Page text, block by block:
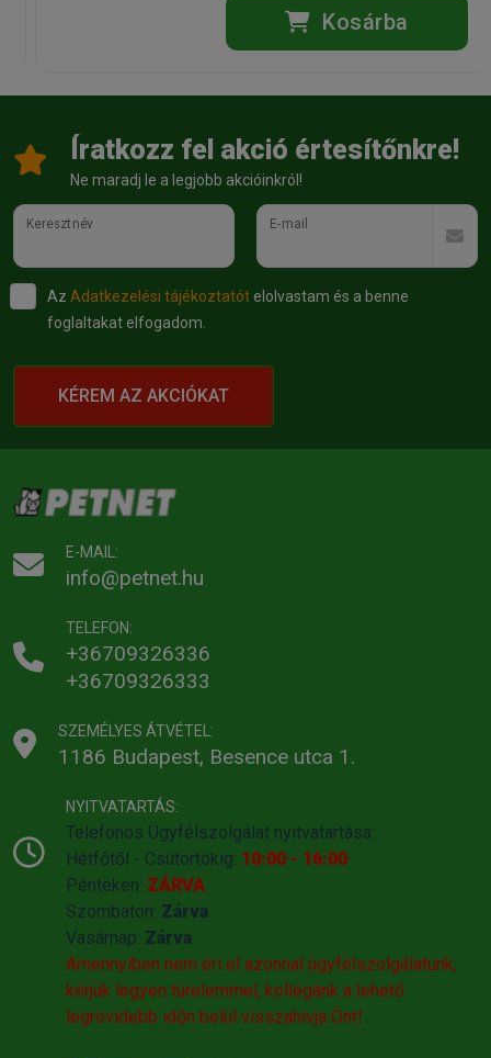
Kosárba
Íratkozz fel akció értesítőnkre!
Ne maradj le a legjobb akcióinkról!
Keresztnév E-mail
Az Adatkezelési tájékoztatót elolvastam és a benne
foglaltakat elfogadom.
KÉREM AZ AKCIÓKAT
E-MAIL:
info@petnet.hu
TELEFON:
+36709326336
+36709326333
SZEMÉLYES ÁTVÉTEL:
1186 Budapest, Besence utca 1.
NYITVATARTÁS:
Telefonos Ügyfélszolgálat nyitvatartása:
Hétfőtől - Csütörtökig: 10:00 - 16:00
Pénteken: ZÁRVA
Szombaton: Zárva
Vasárnap: Zárva
Amennyiben nem éri el azonnal ügyfélszolgálatunk,
kérjük legyen türelemmel, kollégánk a lehető
legrövidebb időn belül visszahivja Önt!